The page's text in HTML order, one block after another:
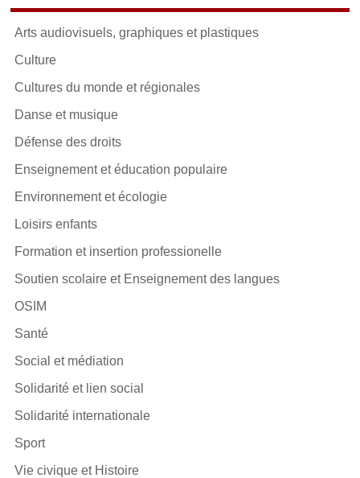
Arts audiovisuels, graphiques et plastiques
Culture
Cultures du monde et régionales
Danse et musique
Défense des droits
Enseignement et éducation populaire
Environnement et écologie
Loisirs enfants
Formation et insertion professionelle
Soutien scolaire et Enseignement des langues
OSIM
Santé
Social et médiation
Solidarité et lien social
Solidarité internationale
Sport
Vie civique et Histoire